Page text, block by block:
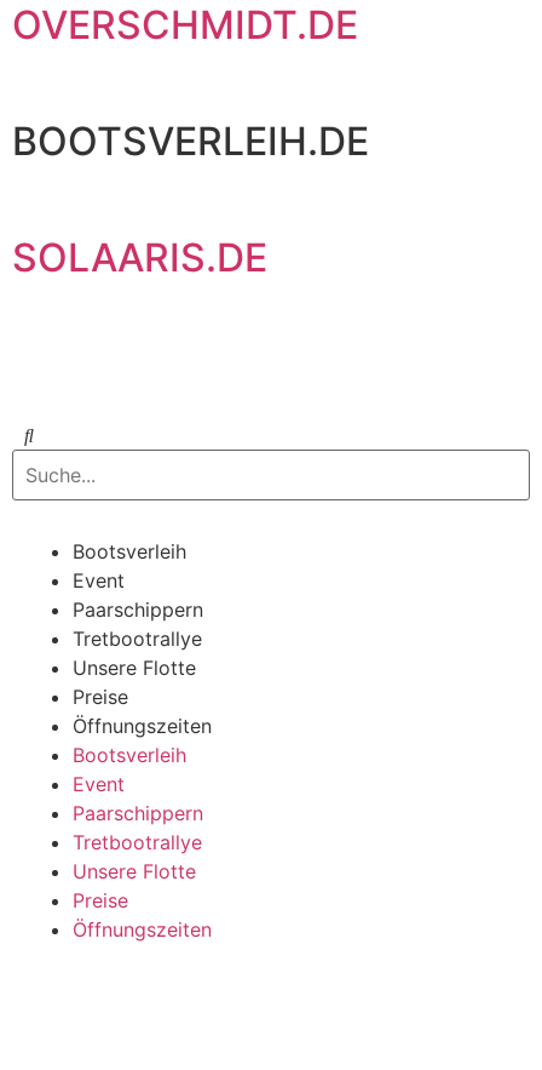
OVERSCHMIDT.DE
BOOTSVERLEIH.DE
SOLAARIS.DE
Bootsverleih
Event
Paarschippern
Tretbootrallye
Unsere Flotte
Preise
Öffnungszeiten
Bootsverleih
Event
Paarschippern
Tretbootrallye
Unsere Flotte
Preise
Öffnungszeiten